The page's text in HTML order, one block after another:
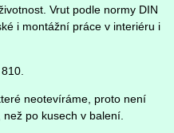
Vrut podle normy DIN
i montážní práce v interiéru i
neotevíráme, proto není
po kusech v balení.